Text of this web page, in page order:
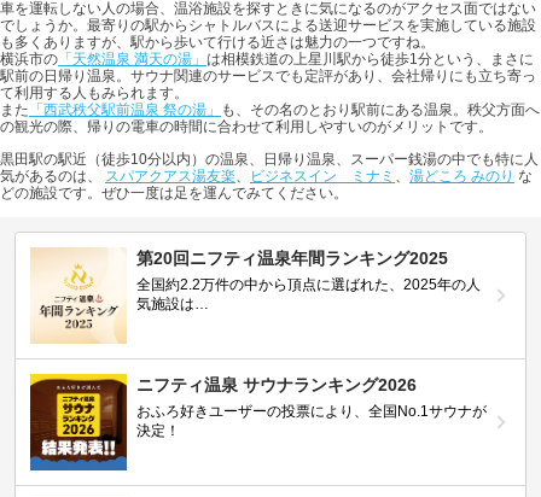
車を運転しない人の場合、温浴施設を探すときに気になるのがアクセス面ではない
でしょうか。最寄りの駅からシャトルバスによる送迎サービスを実施している施設
も多くありますが、駅から歩いて行ける近さは魅力の一つですね。
横浜市の 「天然温泉 満天の湯」 は相模鉄道の上星川駅から徒歩1分という、まさに
駅前の日帰り温泉。サウナ関連のサービスでも定評があり、会社帰りにも立ち寄っ
て利用する人もみられます。
また 「西武秩父駅前温泉 祭の湯」
も、その名のとおり駅前にある温泉。秩父方面へ
の観光の際、帰りの電車の時間に合わせて利用しやすいのがメリットです。
黒田駅の駅近（徒歩10分以内）の温泉、日帰り温泉、スーパー銭湯の中でも特に人
気があるのは、 スパアクアス湯友楽、 ビジネスイン ミナミ 、 湯どころ みのり な
どの施設です。ぜひ一度は足を運んでみてください。
第20回ニフティ温泉年間ランキング2025
全国約2.2万件の中から頂点に選ばれた、2025年の人
気施設は…
ニフティ温泉 サウナランキング2026
おふろ好きユーザーの投票により、全国No.1サウナが
決定！